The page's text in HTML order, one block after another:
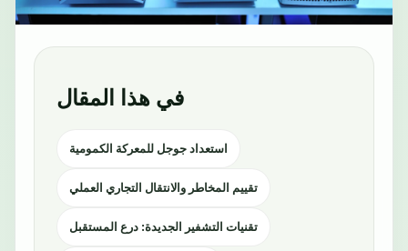
في هذا المقال
استعداد جوجل للمعركة الكمومية
تقييم المخاطر والانتقال التجاري العملي
تقنيات التشفير الجديدة: درع المستقبل